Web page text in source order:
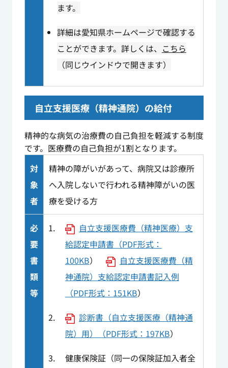
ます。
詳細は愛知県ホームページで確認する
ことができます。詳しくは、 こちら
（同じウインドウで開きます）
自立支援医療（精神通院）の給付
精神的な病気の治療費の自己負担を軽減する制度
です。医療費の自己負担が1割となります。
対
象
者
精神の障がいがあって、病院又は診療所
へ入院しないで行われる精神障がいの医
療を受ける方
必
要
書
類
等
自立支援医療費（精神医療）支
給認定申請書（PDF形式：
100KB）
自立支援医療費（精
神通院）支給認定申請書記入例
（PDF形式：151KB）
診断書（自立支援医療（精神通
院）用）（PDF形式：197KB）
健康保険証（同一の保険証加入者全